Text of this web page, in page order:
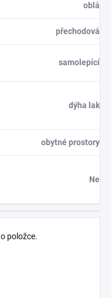
oblá
přechodová
samolepící
dýha lak
obytné prostory
Ne
položce.